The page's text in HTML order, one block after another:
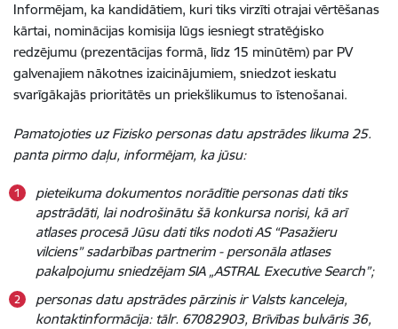
Informējam, ka kandidātiem, kuri tiks virzīti otrajai vērtēšanas
kārtai, nominācijas komisija lūgs iesniegt stratēģisko
redzējumu (prezentācijas formā, līdz 15 minūtēm) par PV
galvenajiem nākotnes izaicinājumiem, sniedzot ieskatu
svarīgākajās prioritātēs un priekšlikumus to īstenošanai.
Pamatojoties uz Fizisko personas datu apstrādes likuma 25.
panta pirmo daļu, informējam, ka jūsu:
pieteikuma dokumentos norādītie personas dati tiks
apstrādāti, lai nodrošinātu šā konkursa norisi, kā arī
atlases procesā Jūsu dati tiks nodoti AS “Pasažieru
vilciens” sadarbības partnerim - personāla atlases
pakalpojumu sniedzējam SIA „ASTRAL Executive Search”;
personas datu apstrādes pārzinis ir Valsts kanceleja,
kontaktinformācija: tālr. 67082903, Brīvības bulvāris 36,